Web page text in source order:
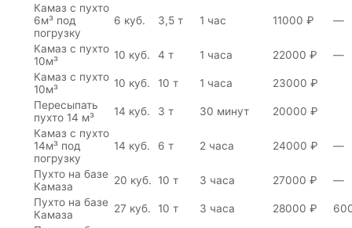
Камаз с пухто
6м³ под
погрузку
6 куб. 3,5 т 1 час 11000 ₽ —
Камаз с пухто
10м³
10 куб. 4 т 1 часа 22000 ₽
—
Камаз с пухто
10м³
10 куб. 10 т 1 часа
23000 ₽
Пересыпать
пухто 14 м³
14 куб. 3 т 30 минут
20000 ₽
Камаз с пухто
14м³ под
погрузку
14 куб. 6 т 2 часа 24000 ₽ —
Пухто на базе
Камаза
20 куб. 10 т 3 часа 27000 ₽
—
Пухто на базе
Камаза
27 куб. 10 т 3 часа 28000 ₽